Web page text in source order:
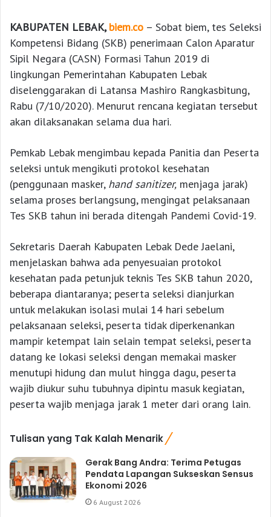
KABUPATEN LEBAK, biem.co – Sobat biem, tes Seleksi
Kompetensi Bidang (SKB) penerimaan Calon Aparatur
Sipil Negara (CASN) Formasi Tahun 2019 di
lingkungan Pemerintahan Kabupaten Lebak
diselenggarakan di Latansa Mashiro Rangkasbitung,
Rabu (7/10/2020). Menurut rencana kegiatan tersebut
akan dilaksanakan selama dua hari.
Pemkab Lebak mengimbau kepada Panitia dan Peserta
seleksi untuk mengikuti protokol kesehatan
(penggunaan masker, hand sanitizer, menjaga jarak)
selama proses berlangsung, mengingat pelaksanaan
Tes SKB tahun ini berada ditengah Pandemi Covid-19.
Sekretaris Daerah Kabupaten Lebak Dede Jaelani,
menjelaskan bahwa ada penyesuaian protokol
kesehatan pada petunjuk teknis Tes SKB tahun 2020,
beberapa diantaranya; peserta seleksi dianjurkan
untuk melakukan isolasi mulai 14 hari sebelum
pelaksanaan seleksi, peserta tidak diperkenankan
mampir ketempat lain selain tempat seleksi, peserta
datang ke lokasi seleksi dengan memakai masker
menutupi hidung dan mulut hingga dagu, peserta
wajib diukur suhu tubuhnya dipintu masuk kegiatan,
peserta wajib menjaga jarak 1 meter dari orang lain.
Tulisan yang Tak Kalah Menarik
Gerak Bang Andra: Terima Petugas
Pendata Lapangan Sukseskan Sensus
Ekonomi 2026
6 August 2026